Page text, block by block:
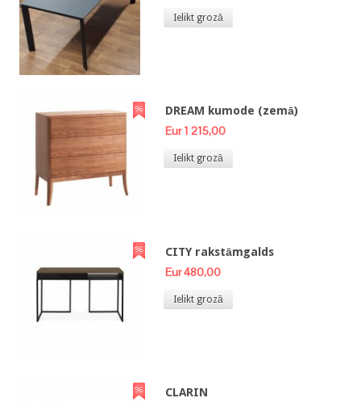
Ielikt grozā
DREAM kumode (zemā)
Eur 1 215,00
Ielikt grozā
CITY rakstāmgalds
Eur 480,00
Ielikt grozā
CLARIN